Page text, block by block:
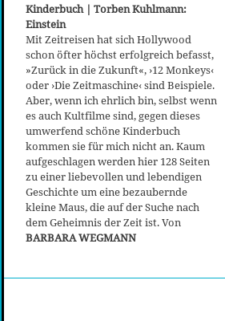
Kinderbuch | Torben Kuhlmann:
Einstein
Mit Zeitreisen hat sich Hollywood
schon öfter höchst erfolgreich befasst,
»Zurück in die Zukunft«, ›12 Monkeys‹
oder ›Die Zeitmaschine‹ sind Beispiele.
Aber, wenn ich ehrlich bin, selbst wenn
es auch Kultfilme sind, gegen dieses
umwerfend schöne Kinderbuch
kommen sie für mich nicht an. Kaum
aufgeschlagen werden hier 128 Seiten
zu einer liebevollen und lebendigen
Geschichte um eine bezaubernde
kleine Maus, die auf der Suche nach
dem Geheimnis der Zeit ist. Von
BARBARA WEGMANN